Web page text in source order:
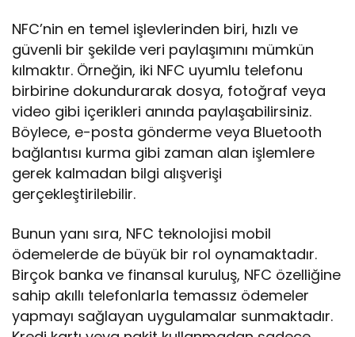
NFC’nin en temel işlevlerinden biri, hızlı ve
güvenli bir şekilde veri paylaşımını mümkün
kılmaktır. Örneğin, iki NFC uyumlu telefonu
birbirine dokundurarak dosya, fotoğraf veya
video gibi içerikleri anında paylaşabilirsiniz.
Böylece, e-posta gönderme veya Bluetooth
bağlantısı kurma gibi zaman alan işlemlere
gerek kalmadan bilgi alışverişi
gerçekleştirilebilir.
Bunun yanı sıra, NFC teknolojisi mobil
ödemelerde de büyük bir rol oynamaktadır.
Birçok banka ve finansal kuruluş, NFC özelliğine
sahip akıllı telefonlarla temassız ödemeler
yapmayı sağlayan uygulamalar sunmaktadır.